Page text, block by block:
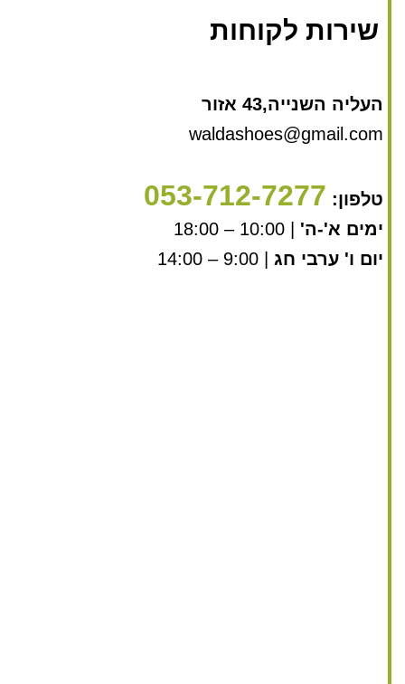
שירות לקוחות
העליה השנייה,43 אזור
waldashoes@gmail.com
טלפון: 053-712-7277
ימים א'-ה' | 10:00 – 18:00
יום ו' ערבי חג | 9:00 – 14:00